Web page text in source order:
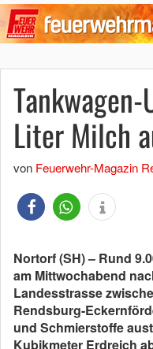
Liter Milch
von Feuerwehr-Magazin
Nortorf (SH) – Rund
am Mittwochabend
Landesstrasse
Rendsburg-
und Schmierstoffe
Kubikmeter Erdreich